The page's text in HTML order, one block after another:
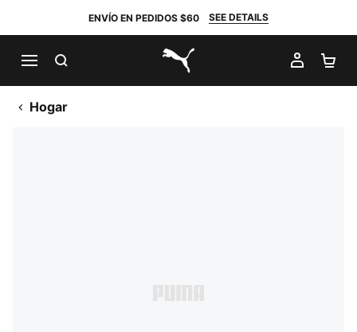
ENVÍO EN PEDIDOS $60 SEE DETAILS
PUMA.com
MI
Hogar